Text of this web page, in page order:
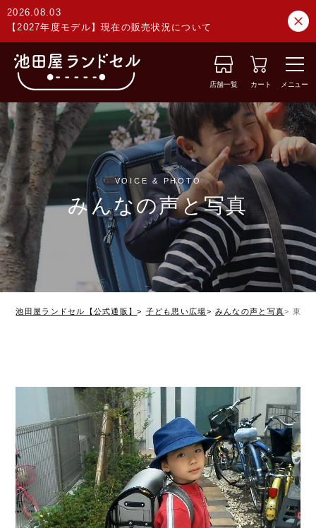
2026.08.03
【2027年度モデル】現在の販売状況について
店舗一覧 カート メニュー
VOICE & PHOTO
みんなの声と写真
池田屋ランドセル【公式通販】 子ども思い広場 みんなの声と写真 東京